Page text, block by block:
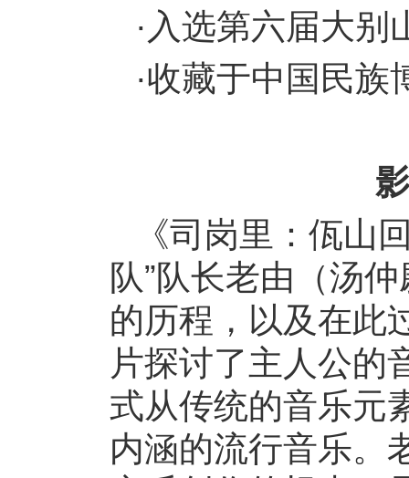
·入选第六届大
·收藏于中国民
《司岗里：佤山
队”队长老由（汤
的历程，以及在此
片探讨了主人公的
式从传统的音乐元
内涵的流行音乐。